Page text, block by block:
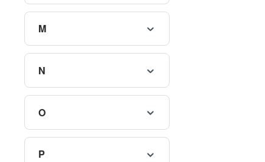
M
N
O
P